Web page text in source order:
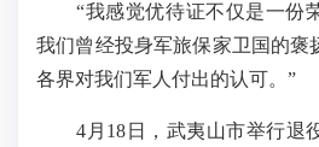
“我感觉优待证不仅是一份
我们曾经投身军旅保家卫国的褒
各界对我们军人付出的认可。”
4月18日，武夷山市举行退